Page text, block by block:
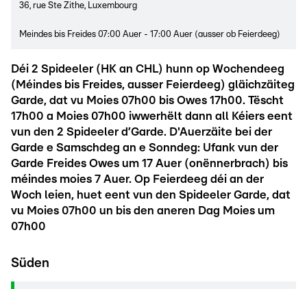
36, rue Ste Zithe, Luxembourg
Meindes bis Freides 07:00 Auer - 17:00 Auer (ausser ob Feierdeeg)
Déi 2 Spideeler (HK an CHL) hunn op Wochendeeg
(Méindes bis Freides, ausser Feierdeeg) gläichzäiteg
Garde, dat vu Moies 07h00 bis Owes 17h00. Tëscht
17h00 a Moies 07h00 iwwerhëlt dann all Kéiers eent
vun den 2 Spideeler d’Garde. D'Auerzäite bei der
Garde e Samschdeg an e Sonndeg: Ufank vun der
Garde Freides Owes um 17 Auer (onënnerbrach) bis
méindes moies 7 Auer. Op Feierdeeg déi an der
Woch leien, huet eent vun den Spideeler Garde, dat
vu Moies 07h00 un bis den aneren Dag Moies um
07h00
Süden